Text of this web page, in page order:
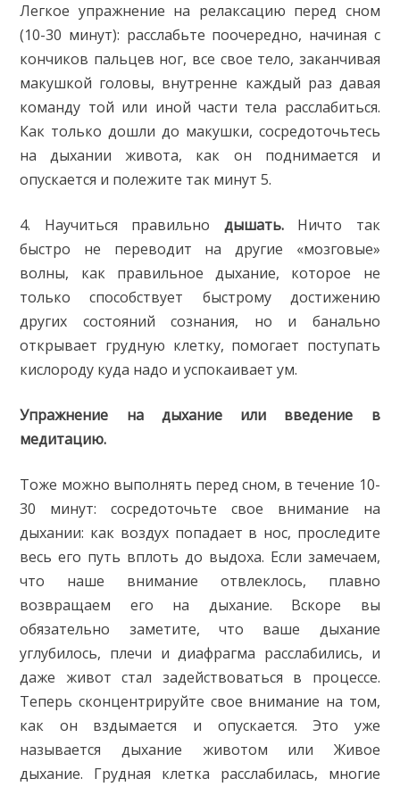
Легкое упражнение на релаксацию перед сном
(10-30 минут): расслабьте поочередно, начиная с
кончиков пальцев ног, все свое тело, заканчивая
макушкой головы, внутренне каждый раз давая
команду той или иной части тела расслабиться.
Как только дошли до макушки, сосредоточьтесь
на дыхании живота, как он поднимается и
опускается и полежите так минут 5.
4. Научиться правильно дышать.Ничто так
быстро не переводит на другие «мозговые»
волны, как правильное дыхание, которое не
только способствует быстрому достижению
других состояний сознания, но и банально
открывает грудную клетку, помогает поступать
кислороду куда надо и успокаивает ум.
Упражнение на дыхание или введение в
медитацию.
Тоже можно выполнять перед сном, в течение 10-
30 минут: сосредоточьте свое внимание на
дыхании: как воздух попадает в нос, проследите
весь его путь вплоть до выдоха. Если замечаем,
что наше внимание отвлеклось, плавно
возвращаем его на дыхание. Вскоре вы
обязательно заметите, что ваше дыхание
углубилось, плечи и диафрагма расслабились, и
даже живот стал задействоваться в процессе.
Теперь сконцентрируйте свое внимание на том,
как он вздымается и опускается. Это уже
называется дыхание животом или Живое
дыхание. Грудная клетка расслабилась, многие